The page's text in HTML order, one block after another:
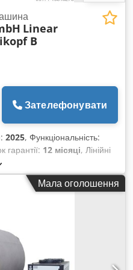
Linear
B
Зателефонувати
2025, Функціональність:
гарантії: 12 місяці, Лінійні
фасування Наші лінійні
й точного дозування
у собі високу
Завдяки
продукції
збереження її якості
Гнучкий та ефективний
є простий, але
продукти
Мала оголошення